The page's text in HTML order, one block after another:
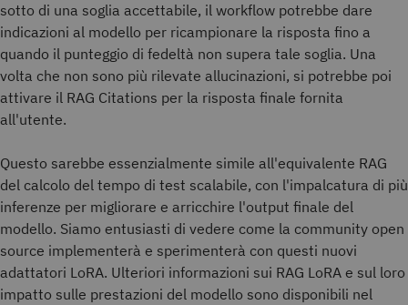
sotto di una soglia accettabile, il workflow potrebbe dare
indicazioni al modello per ricampionare la risposta fino a
quando il punteggio di fedeltà non supera tale soglia. Una
volta che non sono più rilevate allucinazioni, si potrebbe poi
attivare il RAG Citations per la risposta finale fornita
all'utente.
Questo sarebbe essenzialmente simile all'equivalente RAG
del calcolo del tempo di test scalabile, con l'impalcatura di più
inferenze per migliorare e arricchire l'output finale del
modello. Siamo entusiasti di vedere come la community open
source implementerà e sperimenterà con questi nuovi
adattatori LoRA. Ulteriori informazioni sui RAG LoRA e sul loro
impatto sulle prestazioni del modello sono disponibili nel